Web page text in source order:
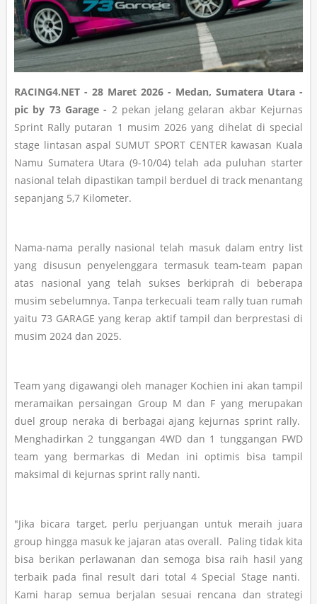
RACING4.NET - 28 Maret 2026 - Medan, Sumatera Utara -
pic by 73 Garage - 2 pekan jelang gelaran akbar Kejurnas
Sprint Rally putaran 1 musim 2026 yang dihelat di special
stage lintasan aspal SUMUT SPORT CENTER kawasan Kuala
Namu Sumatera Utara (9-10/04) telah ada puluhan starter
nasional telah dipastikan tampil berduel di track menantang
sepanjang 5,7 Kilometer.
Nama-nama perally nasional telah masuk dalam entry list
yang disusun penyelenggara termasuk team-team papan
atas nasional yang telah sukses berkiprah di beberapa
musim sebelumnya. Tanpa terkecuali team rally tuan rumah
yaitu 73 GARAGE yang kerap aktif tampil dan berprestasi di
musim 2024 dan 2025.
Team yang digawangi oleh manager Kochien ini akan tampil
meramaikan persaingan Group M dan F yang merupakan
duel group neraka di berbagai ajang kejurnas sprint rally.
Menghadirkan 2 tunggangan 4WD dan 1 tunggangan FWD
team yang bermarkas di Medan ini optimis bisa tampil
maksimal di kejurnas sprint rally nanti.
"Jika bicara target, perlu perjuangan untuk meraih juara
group hingga masuk ke jajaran atas overall. Paling tidak kita
bisa berikan perlawanan dan semoga bisa raih hasil yang
terbaik pada final result dari total 4 Special Stage nanti.
Kami harap semua berjalan sesuai rencana dan strategi